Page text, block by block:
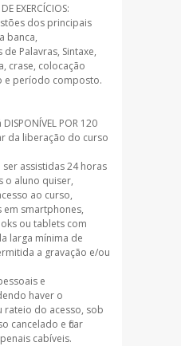
EXERCÍCIOS:
dos principais
banca,
Palavras, Sintaxe,
crase, colocação
e período composto.
POR 120
da liberação do curso
assistidas 24 horas
o aluno quiser,
ao curso,
smartphones,
ou tablets com
larga mínima de
a gravação e/ou
e
haver o
do acesso, sob
cancelado e ficar
cabíveis.